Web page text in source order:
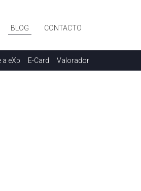
BLOG CONTACTO
a eXp E-Card Valorador